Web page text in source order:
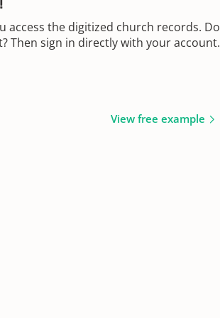
access the digitized church records. Do
Then sign in directly with your account.
View free example